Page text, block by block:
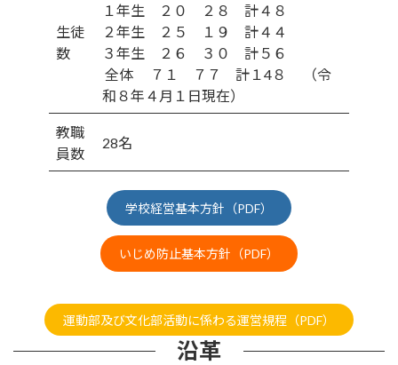
生徒
数
１年生 ２０ ２８ 計４８
２年生 ２５ １９ 計４４
３年生 ２６ ３０ 計５６
全体 ７１ ７７ 計１4８ （令
和８年４月１日現在）
教職
員数
28名
学校経営基本方針（PDF）
いじめ防止基本方針（PDF）
運動部及び文化部活動に係わる運営規程（PDF）
沿革